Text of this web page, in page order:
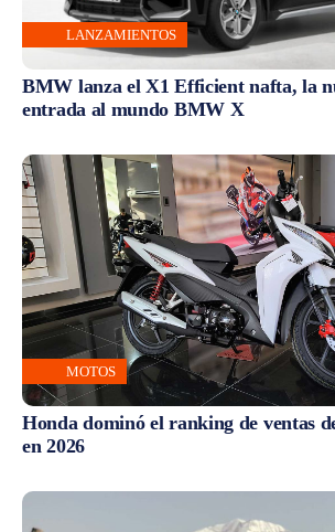
LANZAMIENTOS
BMW lanza el X1 Efficient nafta, la
entrada al mundo BMW X
MOTOS
Honda dominó el ranking de ventas
en 2026